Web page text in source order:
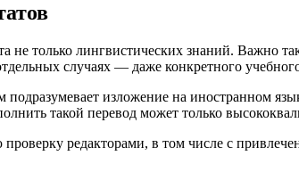
не только лингвистических знаний. Важно
случаях — даже конкретного
изложение на иностранном
такой перевод может только
редакторами, в том числе с